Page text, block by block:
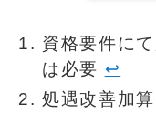
資格要件に
は必要 ↩︎
処遇改善加